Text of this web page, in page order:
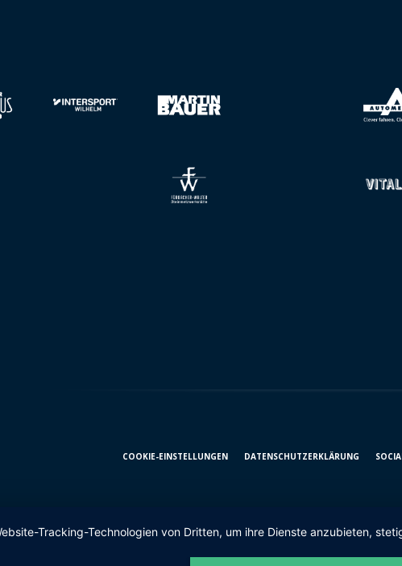
COOKIE-EINSTELLUNGEN DATENSCHUTZ­ERKLÄRUNG
Tracking-Technologien von Dritten, um ihre Dienste anzubieten,